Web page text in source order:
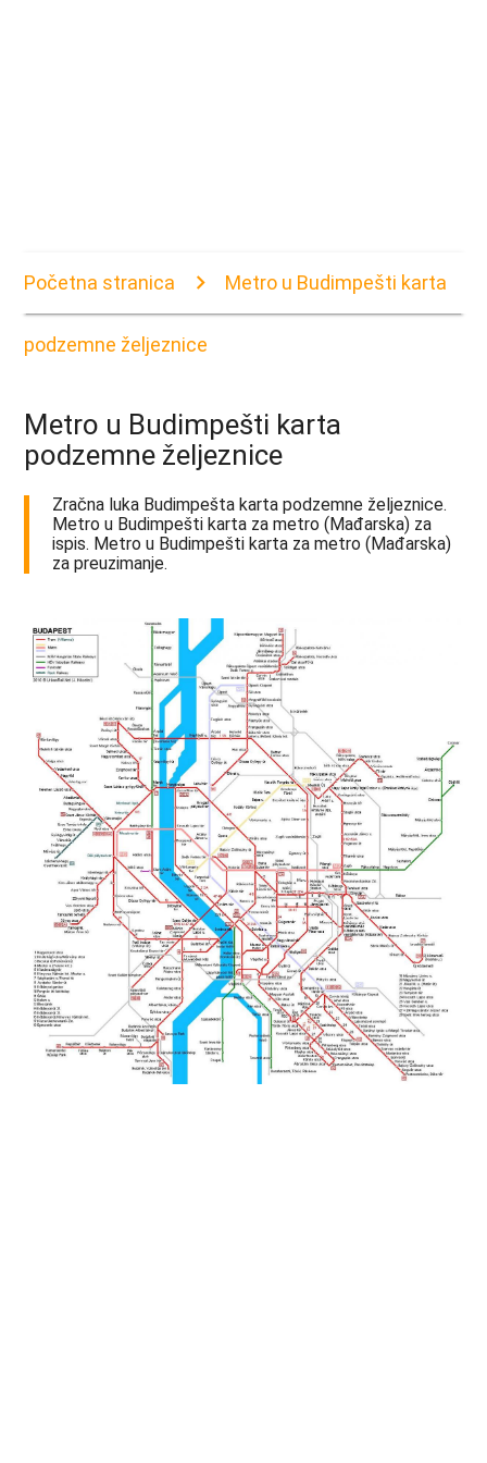
Početna stranica Metro u Budimpešti karta
podzemne željeznice
Metro u Budimpešti karta
podzemne željeznice
Zračna luka Budimpešta karta podzemne željeznice.
Metro u Budimpešti karta za metro (Mađarska) za
ispis. Metro u Budimpešti karta za metro (Mađarska)
za preuzimanje.